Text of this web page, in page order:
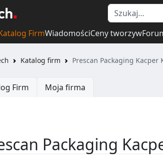
FirmWiadomościCeny tworzyw
Katalog firm Prescan Packaging Kacper
Firm Moja firma
Packaging